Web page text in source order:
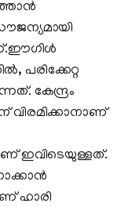
പരിക്കേറ്റ
കേന്ദ്രം
വിരമിക്കാനാണ്
ഇവിടെയുള്ളത്.
ഹാരി